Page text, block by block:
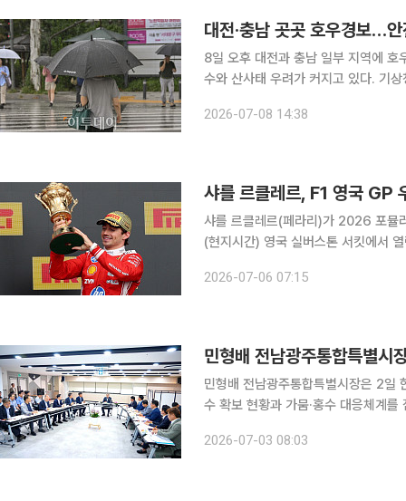
대전·충남 곳곳 호우경보…
8일 오후 대전과 충남 일부 지역에 호
수와 산사태 우려가 커지고 있다. 기상청은 이날 오후 2시 30분 기준 대전과 충남 공주·부여·서천·
북 전역, 세종, 전북 고창·김제·진안·무
2026-07-08 14:38
샤를 르클레르, F1 영국 GP
샤를 르클레르(페라리)가 2026 포뮬러원
(현지시간) 영국 실버스톤 서킷에서
승이다. 최근 흐름을 고려하면 의미
2026-07-06 07:15
민형배 전남광주통합특별시
민형배 전남광주통합특별시장은 2일
수 확보 현황과 가뭄·홍수 대응체계
급 여건을 점검하고 첨단산업단지 조
2026-07-03 08:03